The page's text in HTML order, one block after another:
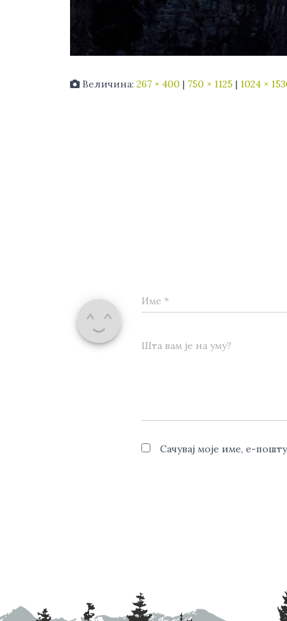
Величина: 267 × 400 | 750 × 1125 | 1024 ×
Име *
Шта вам је на уму?
Сачувај моје име, е-